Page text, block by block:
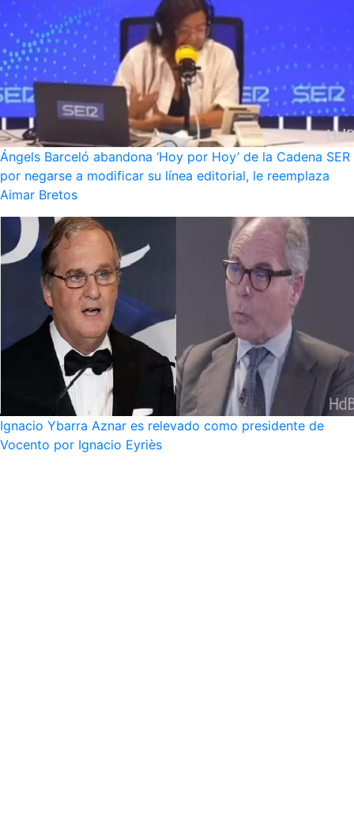
Ángels Barceló abandona ‘Hoy por Hoy’ de la Cadena SER
por negarse a modificar su línea editorial, le reemplaza
Aimar Bretos
Ignacio Ybarra Aznar es relevado como presidente de
Vocento por Ignacio Eyriès